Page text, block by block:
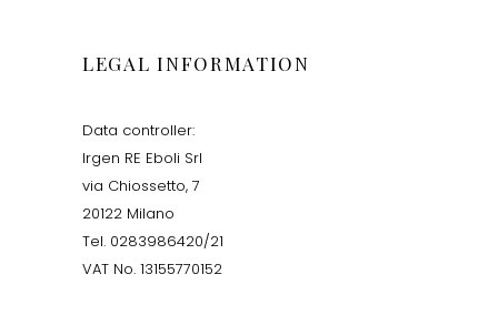
LEGAL INFORMATION
Data controller:
Irgen RE Eboli Srl
via Chiossetto, 7
20122 Milano
Tel. 0283986420/21
VAT No. 13155770152